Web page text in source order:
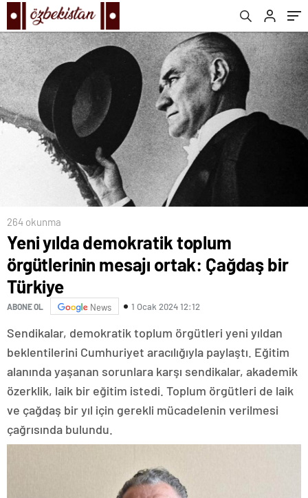
264 okunma
Yeni yılda demokratik toplum
örgütlerinin mesajı ortak: Çağdaş bir
Türkiye
ABONE OL News 1 Ocak 2024 12:12
Sendikalar, demokratik toplum örgütleri yeni yıldan
beklentilerini Cumhuriyet aracılığıyla paylaştı. Eğitim
alanında yaşanan sorunlara karşı sendikalar, akademik
özerklik, laik bir eğitim istedi. Toplum örgütleri de laik
ve çağdaş bir yıl için gerekli mücadelenin verilmesi
çağrısında bulundu.